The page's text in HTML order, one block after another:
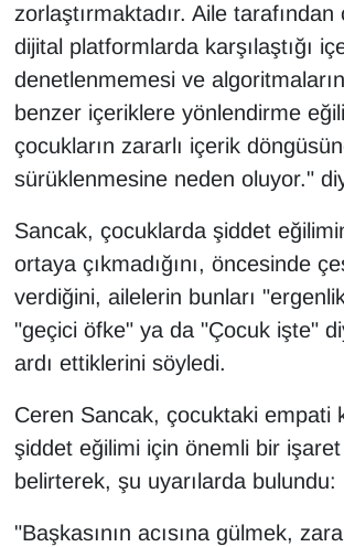
zorlaştırmaktadır. Aile tarafından
dijital platformlarda karşılaştığı
denetlenmemesi ve algoritmaların
benzer içeriklere yönlendirme
çocukların zararlı içerik
sürüklenmesine neden oluyor."
Sancak, çocuklarda şiddet
ortaya çıkmadığını, öncesinde
verdiğini, ailelerin bunları
"geçici öfke" ya da "Çocuk işte"
ardı ettiklerini söyledi.
Ceren Sancak, çocuktaki empati
şiddet eğilimi için önemli bir
belirterek, şu uyarılarda bulundu:
"Başkasının acısına gülmek,